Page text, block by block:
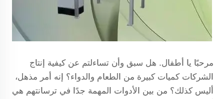
مرحبًا يا أطفال. هل سبق وأن تساءلتم عن كيفية إنتاج
الشركات كميات كبيرة من الطعام والدواء؟ إنه أمر مذهل،
أليس كذلك؟ من بين الأدوات المهمة جدًا في ترسانتهم هي